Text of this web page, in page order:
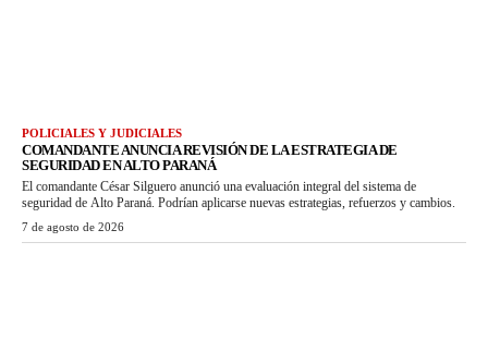
POLICIALES Y JUDICIALES
COMANDANTE ANUNCIA REVISIÓN DE LA ESTRATEGIA DE
SEGURIDAD EN ALTO PARANÁ
El comandante César Silguero anunció una evaluación integral del sistema de
seguridad de Alto Paraná. Podrían aplicarse nuevas estrategias, refuerzos y cambios.
7 de agosto de 2026